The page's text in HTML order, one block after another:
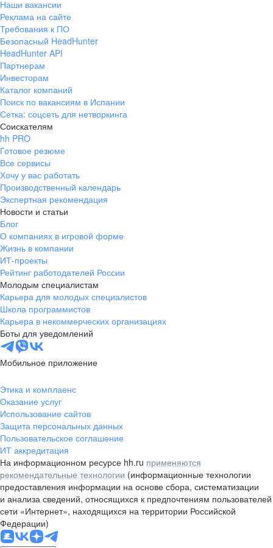
Наши вакансии
Реклама на сайте
Требования к ПО
Безопасный HeadHunter
HeadHunter API
Партнерам
Инвесторам
Каталог компаний
Поиск по вакансиям в Испании
Сетка: соцсеть для нетворкинга
Соискателям
hh PRO
Готовое резюме
Все сервисы
Хочу у вас работать
Производственный календарь
Экспертная рекомендация
Новости и статьи
Блог
О компаниях в игровой форме
Жизнь в компании
ИТ-проекты
Рейтинг работодателей России
Молодым специалистам
Карьера для молодых специалистов
Школа программистов
Карьера в некоммерческих организациях
Боты для уведомлений
Мобильное приложение
Этика и комплаенс
Оказание услуг
Использование сайтов
Защита персональных данных
Пользовательское соглашение
ИТ аккредитация
На информационном ресурсе hh.ru применяются
рекомендательные технологии (информационные технологии
предоставления информации на основе сбора, систематизации
и анализа сведений, относящихся к предпочтениям пользователей
сети «Интернет», находящихся на территории Российской
Федерации)